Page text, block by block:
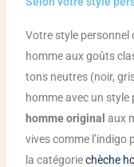
Votre style personnel
homme aux goûts
tons neutres (noir,
homme avec un
homme original aux
vives comme l’indigo
la catégoriechèche